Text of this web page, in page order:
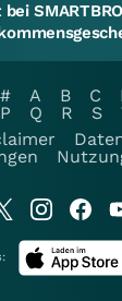
# A B C
P Q R S